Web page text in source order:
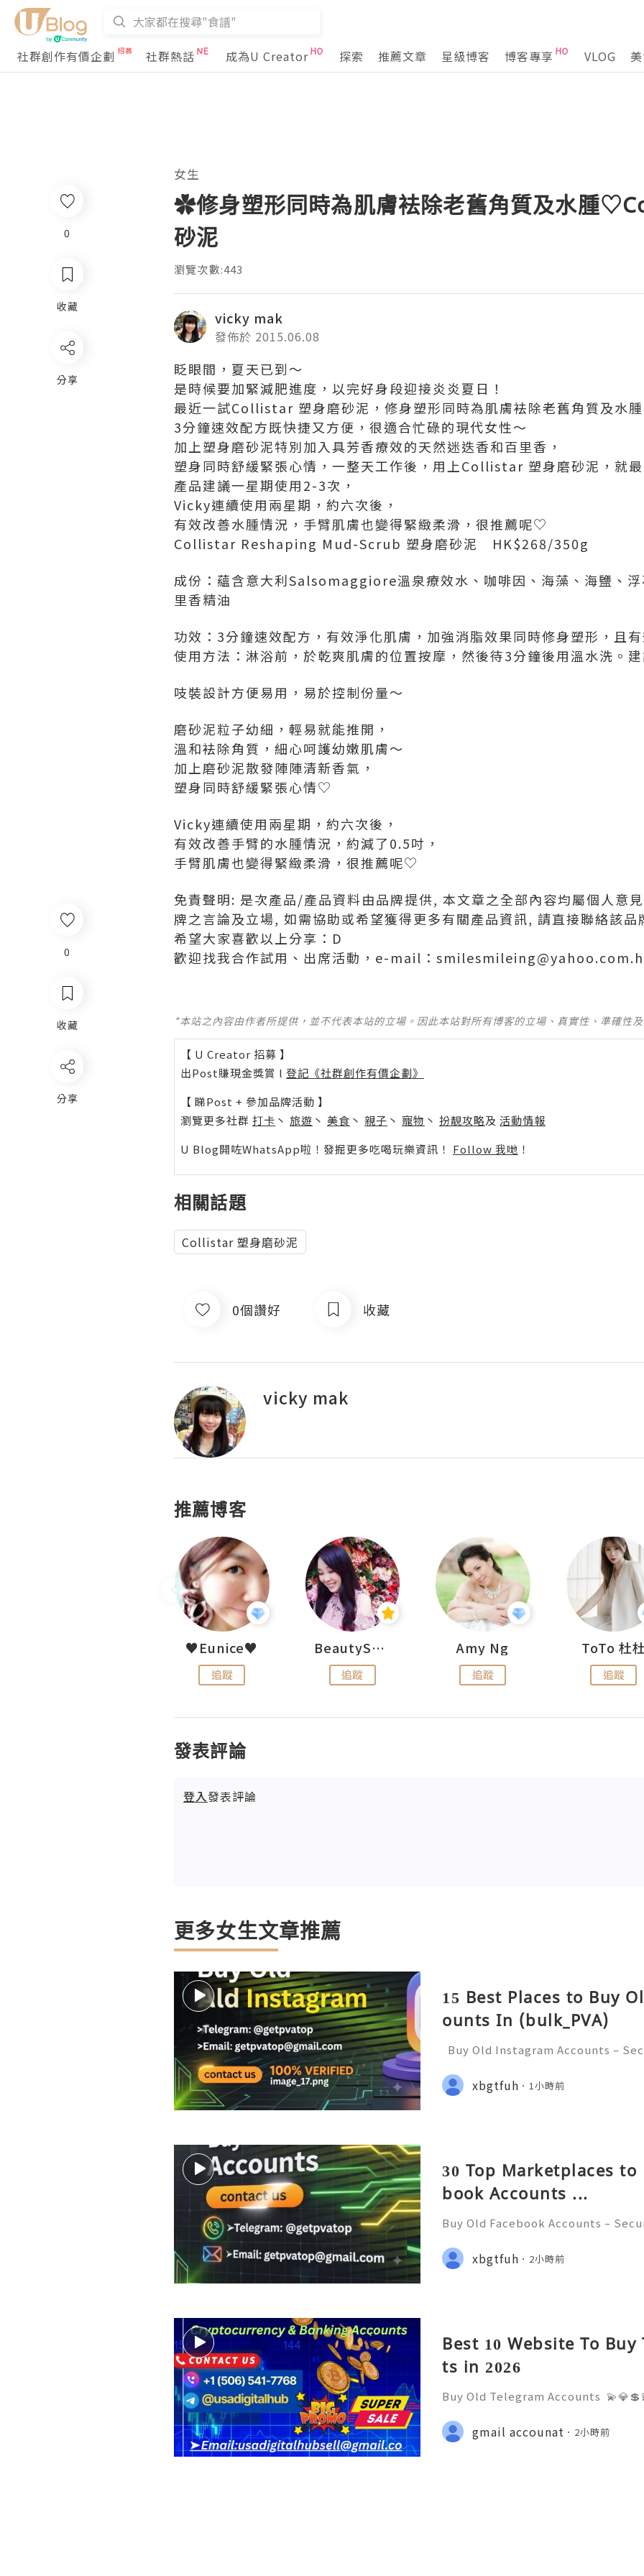
社群創作有價企劃 社群熱話 成為U Creator 探索 推薦文章 星級博客 博客專享 VLOG
0
收藏
分享
女生
✿修身塑形同時為肌膚袪除老舊角質及水腫
砂泥
瀏覽次數:443
vicky mak
發佈於 2015.06.08
眨眼間，夏天已到～
是時候要加緊減肥進度，以完好身段迎接炎炎夏日！
最近一試Collistar 塑身磨砂泥，修身塑形同時為肌膚袪除老舊角質及水
3分鐘速效配方既快捷又方便，很適合忙碌的現代女性～
加上塑身磨砂泥特別加入具芳香療效的天然迷迭香和百里香，
塑身同時舒緩緊張心情，一整天工作後，用上Collistar 塑身磨砂泥，就
產品建議一星期使用2-3次，
Vicky連續使用兩星期，約六次後，
有效改善水腫情況，手臂肌膚也變得緊緻柔滑，很推薦呢♡
Collistar Reshaping Mud-Scrub 塑身磨砂泥 HK$268/350g
成份：蘊含意大利Salsomaggiore溫泉療效水、咖啡因、海藻、海鹽、
里香精油
功效：3分鐘速效配方，有效淨化肌膚，加強消脂效果同時修身塑形，且
使用方法：淋浴前，於乾爽肌膚的位置按摩，然後待3分鐘後用溫水洗。
吱裝設計方便易用，易於控制份量～
磨砂泥粒子幼細，輕易就能推開，
溫和袪除角質，細心呵護幼嫩肌膚～
加上磨砂泥散發陣陣清新香氣，
塑身同時舒緩緊張心情♡
Vicky連續使用兩星期，約六次後，
有效改善手臂的水腫情況，約減了0.5吋，
手臂肌膚也變得緊緻柔滑，很推薦呢♡
免責聲明: 是次產品/產品資料由品牌提供, 本文章之全部內容均屬個人意
牌之言論及立場, 如需協助或希望獲得更多有關產品資訊, 請直接聯絡該品
希望大家喜歡以上分享：D
歡迎找我合作試用、出席活動，e-mail：
*本站之內容由作者所提供，並不代表本站的立場。因此本站對所有博客的立場、真實性、準確性
【 U Creator 招募 】
出Post賺現金獎賞 l 登記《社群創作有價企劃》
【 睇Post + 參加品牌活動 】
瀏覽更多社群 打卡 丶 旅遊 丶 美食 丶 親子 丶 寵物 丶 扮靚攻略及 活動情報
U Blog開咗WhatsApp啦！發掘更多吃喝玩樂資訊！ Follow 我哋 ！
相關話題
Collistar 塑身磨砂泥
0個讚好 收藏
vicky mak
推薦博客
♥Eunice♥
追蹤
BeautySearch
追蹤
Amy Ng
追蹤
ToTo 杜
追蹤
發表評論
登入發表評論
更多女生文章推薦
15 Best Places to Buy
ounts In (bulk_PVA)
Buy Old Instagram Accounts –
INSTANT REPLY GUARANTEED
etpvatop ⚡️📢👤🔔 Telegram
xbgtfuh 1小時前
30 Top Marketplaces to
book Accounts ...
Buy Old Facebook Accounts –
NSTANT REPLY GUARANTEED
tpvatop ⚡️📢👤🔔 Telegram
xbgtfuh 2小時前
Best 10 Website To
ts in 2026
Buy Old Telegram Accounts
7768 💫💎💲💫🌐✨💎Telegram:
iscord: usadigitalhub
gmail accounat 2小時前
0
收藏
分享